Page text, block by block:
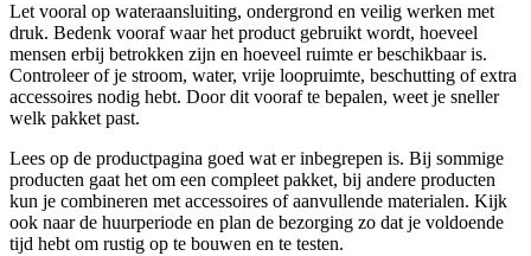
Let vooral op wateraansluiting, ondergrond en veilig werken met
druk. Bedenk vooraf waar het product gebruikt wordt, hoeveel
mensen erbij betrokken zijn en hoeveel ruimte er beschikbaar is.
Controleer of je stroom, water, vrije loopruimte, beschutting of extra
accessoires nodig hebt. Door dit vooraf te bepalen, weet je sneller
welk pakket past.
Lees op de productpagina goed wat er inbegrepen is. Bij sommige
producten gaat het om een compleet pakket, bij andere producten
kun je combineren met accessoires of aanvullende materialen. Kijk
ook naar de huurperiode en plan de bezorging zo dat je voldoende
tijd hebt om rustig op te bouwen en te testen.